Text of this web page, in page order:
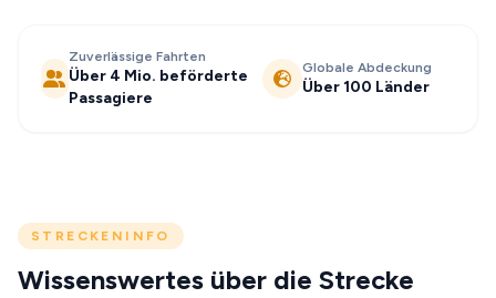
Zuverlässige Fahrten
Über 4 Mio. beförderte
Passagiere
Globale Abdeckung
Über 100 Länder
STRECKENINFO
Wissenswertes über die Strecke